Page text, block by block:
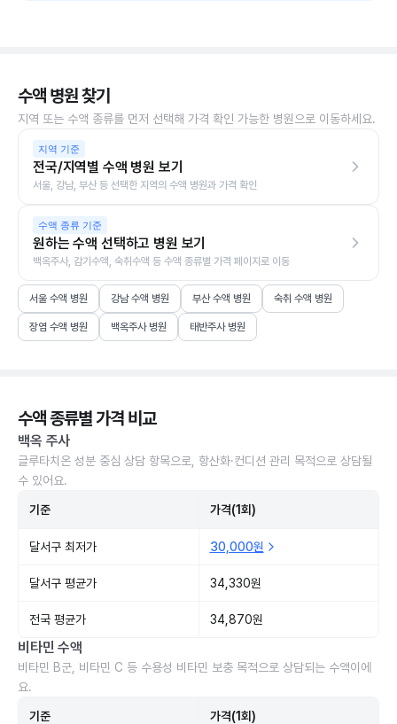
수액 병원 찾기
지역 또는 수액 종류를 먼저 선택해 가격 확인 가능한 병원으로 이동하세요.
지역 기준
전국/지역별 수액 병원 보기
서울, 강남, 부산 등 선택한 지역의 수액 병원과 가격 확인
수액 종류 기준
원하는 수액 선택하고 병원 보기
백옥주사, 감기수액, 숙취수액 등 수액 종류별 가격 페이지로 이동
서울 수액 병원 강남 수액 병원 부산 수액 병원 숙취 수액 병원
장염 수액 병원 백옥주사 병원 태반주사 병원
수액 종류별 가격 비교
백옥 주사
글루타치온 성분 중심 상담 항목으로, 항산화·컨디션 관리 목적으로 상담될
수 있어요.
기준 가격(1회)
달서구 최저가 30,000원
달서구 평균가 34,330원
전국 평균가 34,870원
비타민 수액
비타민 B군, 비타민 C 등 수용성 비타민 보충 목적으로 상담되는 수액이에
요.
기준 가격(1회)